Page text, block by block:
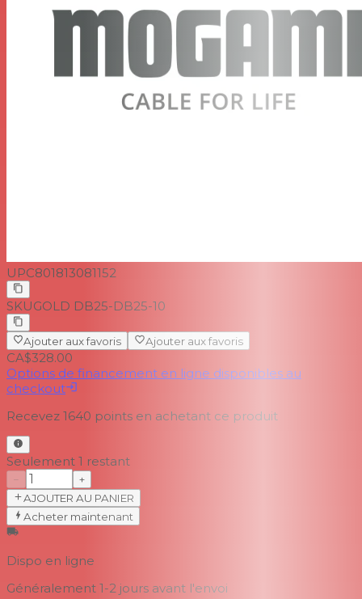
UPC801813081152
SKUGOLD DB25-DB25-10
Ajouter aux favoris Ajouter aux favoris
CA$328.00
Options de financement en ligne disponibles au
checkout
Recevez 1640 points en achetant ce produit
Seulement 1 restant
−
+
AJOUTER AU PANIER
Acheter maintenant
Dispo en ligne
Généralement 1-2 jours avant l'envoi